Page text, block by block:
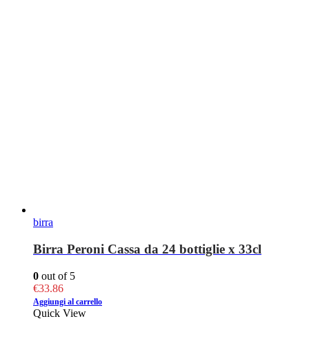
birra
Birra Peroni Cassa da 24 bottiglie x 33cl
0 out of 5
€33.86
Aggiungi al carrello
Quick View